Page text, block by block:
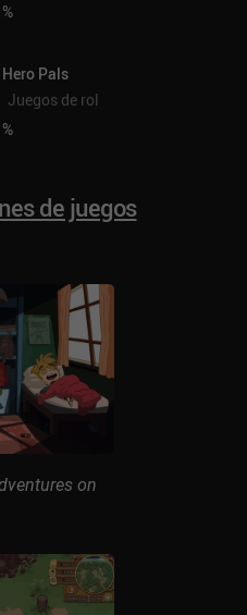
%
Pals
Juegos de rol
%
de juegos
on